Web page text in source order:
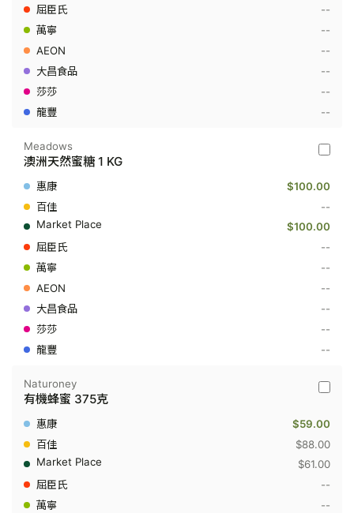
克
--
--
--
--
--
--
澳
洲
天
蜜
KG
Meadows
澳洲天然蜜糖 1 KG
$100.00
--
$100.00
--
--
--
--
--
--
有
機
蜂
375
Naturoney
有機蜂蜜 375克
$59.00
$88.00
$61.00
--
--